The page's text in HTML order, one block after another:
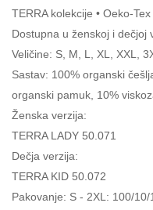
TERRA kolekcije • Oeko-
Dostupna u ženskoj i dečjoj
Veličine: S, M, L, XL, XXL,
Sastav: 100% organski
organski pamuk, 10%
Ženska verzija:
TERRA LADY 50.071
Dečja verzija:
TERRA KID 50.072
Pakovanje: S - 2XL: 100/